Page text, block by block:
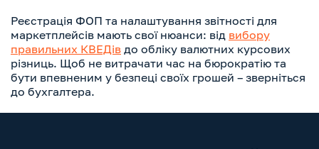
Реєстрація ФОП та налаштування звітності для
маркетплейсів мають свої нюанси: від вибору
правильних КВЕДів до обліку валютних курсових
різниць. Щоб не витрачати час на бюрократію та
бути впевненим у безпеці своїх грошей – зверніться
до бухгалтера.